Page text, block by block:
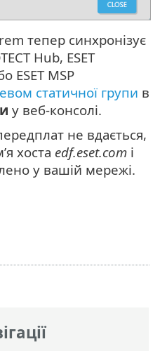
тепер синхронізує
Hub, ESET
ESET MSP
статичної групи в
у веб-консолі.
не вдається,
хоста edf.eset.com і
у вашій мережі.